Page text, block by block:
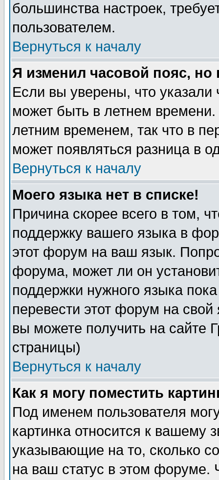
большинства настроек,
пользователем.
Вернуться к началу
Я изменил часовой пояс,
Если вы уверены, что указали
может быть в летнем
летним временем, так что в
может появляться разница в
Вернуться к началу
Моего языка нет в списке!
Причина скорее всего в том,
поддержку вашего языка в
этот форум на ваш язык.
форума, может ли он
поддержки нужного языка
перевести этот форум на
вы можете получить на сайте
страницы)
Вернуться к началу
Как я могу поместить
Под именем пользователя
картинка относится к вашему
указывающие на то, сколько
на ваш статус в этом форуме.